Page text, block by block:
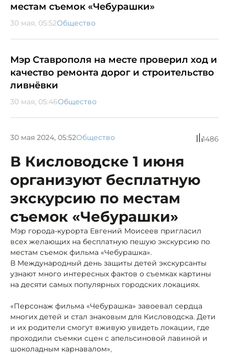
местам съемок «Чебурашки»
30 мая, 05:52Общество
Мэр Ставрополя на месте проверил ход и
качество ремонта дорог и строительство
ливнёвки
30 мая, 05:46Общество
30 мая 2024, 05:52Общество 1486
В Кисловодске 1 июня
организуют бесплатную
экскурсию по местам
съемок «Чебурашки»
Мэр города-курорта Евгений Моисеев пригласил
всех желающих на бесплатную пешую экскурсию по
местам съемок фильма «Чебурашка».
В Международный день защиты детей экскурсанты
узнают много интересных фактов о съемках картины
на десяти самых популярных городских локациях.
«Персонаж фильма «Чебурашка» завоевал сердца
многих детей и стал знаковым для Кисловодска. Дети
и их родители смогут вживую увидеть локации, где
проходили съемки сцен с апельсиновой лавиной и
шоколадным карнавалом»,